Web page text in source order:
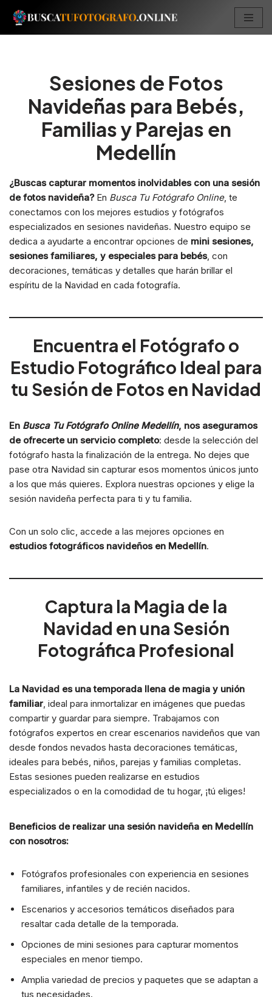
Saltar
Sesiones de Fotos
Navideñas para Bebés,
Familias y Parejas en
Medellín
¿Buscas capturar momentos inolvidables con una sesión
de fotos navideña?En Busca Tu Fotógrafo Online, te
conectamos con los mejores estudios y fotógrafos
especializados en sesiones navideñas. Nuestro equipo se
dedica a ayudarte a encontrar opciones de mini sesiones,
sesiones familiares, y especiales para bebés, con
decoraciones, temáticas y detalles que harán brillar el
espíritu de la Navidad en cada fotografía.
Encuentra el Fotógrafo o
Estudio Fotográfico Ideal para
tu Sesión de Fotos en Navidad
En Busca Tu Fotógrafo Online Medellín, nos aseguramos
de ofrecerte un servicio completo: desde la selección del
fotógrafo hasta la finalización de la entrega. No dejes que
pase otra Navidad sin capturar esos momentos únicos junto
a los que más quieres. Explora nuestras opciones y elige la
sesión navideña perfecta para ti y tu familia.
Con un solo clic, accede a las mejores opciones en
estudios fotográficos navideños en Medellín.
Captura la Magia de la
Navidad en una Sesión
Fotográfica Profesional
La Navidad es una temporada llena de magia y unión
familiar, ideal para inmortalizar en imágenes que puedas
compartir y guardar para siempre. Trabajamos con
fotógrafos expertos en crear escenarios navideños que van
desde fondos nevados hasta decoraciones temáticas,
ideales para bebés, niños, parejas y familias completas.
Estas sesiones pueden realizarse en estudios
especializados o en la comodidad de tu hogar, ¡tú eliges!
Beneficios de realizar una sesión navideña en Medellín
con nosotros:
Fotógrafos profesionales con experiencia en sesiones
familiares, infantiles y de recién nacidos.
Escenarios y accesorios temáticos diseñados para
resaltar cada detalle de la temporada.
Opciones de mini sesiones para capturar momentos
especiales en menor tiempo.
Amplia variedad de precios y paquetes que se adaptan a
tus necesidades.